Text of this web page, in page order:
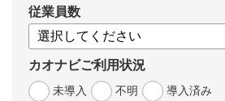
従業員数
カオナビご利用状況
未導入
不明 導入済み